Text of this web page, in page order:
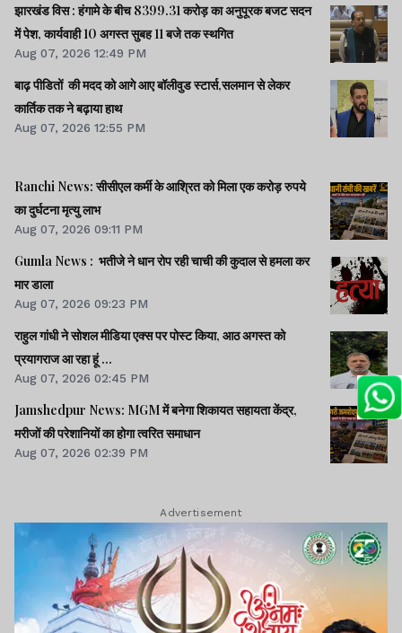
झारखंड विस : हंगामे के बीच 8399.31 करोड़ का अनुपूरक बजट सदन
में पेश, कार्यवाही 10 अगस्त सुबह 11 बजे तक स्थगित
Aug 07, 2026 12:49 PM
बाढ़ पीडितों की मदद को आगे आए बॉलीवुड स्टार्स,सलमान से लेकर
कार्तिक तक ने बढ़ाया हाथ
Aug 07, 2026 12:55 PM
Ranchi News: सीसीएल कर्मी के आश्रित को मिला एक करोड़ रुपये
का दुर्घटना मृत्यु लाभ
Aug 07, 2026 09:11 PM
Gumla News : भतीजे ने धान रोप रही चाची की कुदाल से हमला कर
मार डाला
Aug 07, 2026 09:23 PM
राहुल गांधी ने सोशल मीडिया एक्स पर पोस्ट किया, आठ अगस्त को
प्रयागराज आ रहा हूं ...
Aug 07, 2026 02:45 PM
Jamshedpur News: MGM में बनेगा शिकायत सहायता केंद्र,
मरीजों की परेशानियों का होगा त्वरित समाधान
Aug 07, 2026 02:39 PM
Advertisement